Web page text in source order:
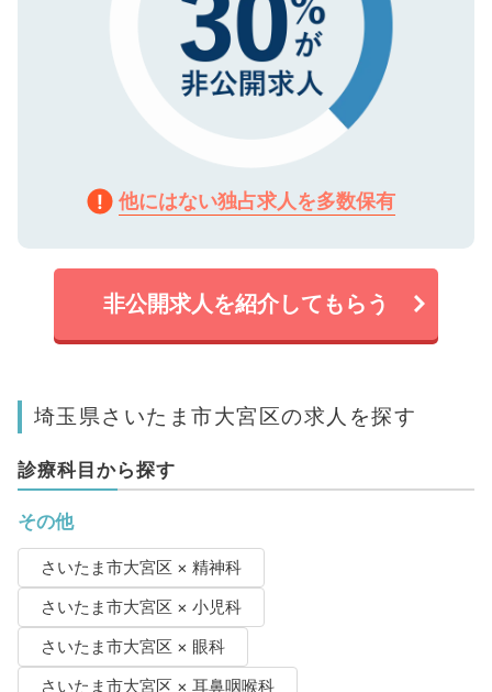
他にはない独占求人を多数保有
非公開求人を紹介してもらう
埼玉県さいたま市大宮区の求人を探す
診療科目から探す
その他
さいたま市大宮区 × 精神科
さいたま市大宮区 × 小児科
さいたま市大宮区 × 眼科
さいたま市大宮区 × 耳鼻咽喉科